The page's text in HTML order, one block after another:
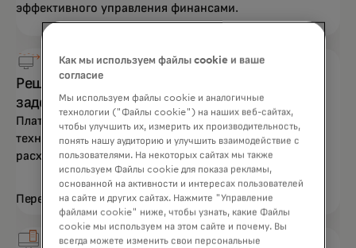
эффективного управления финансами.
Решения по управлению кредиторской
задолженностью
Платите быстрее и выгоднее благодаря передовым
технологиям, которые сокращают операционные
расходы.
Перейти
Как мы используем файлы cookie и ваше
согласие
Мы используем файлы cookie и аналогичные
технологии ("Файлы cookie") на наших веб-сайтах,
чтобы улучшить их, измерить их производительность,
понять нашу аудиторию и улучшить взаимодействие с
пользователями. На некоторых сайтах мы также
используем Файлы cookie для показа рекламы,
основанной на активности и интересах пользователей
на сайте и других сайтах. Нажмите "Управление
файлами cookie" ниже, чтобы узнать, какие Файлы
cookie мы используем на этом сайте и почему. Вы
всегда можете изменить свои персональные